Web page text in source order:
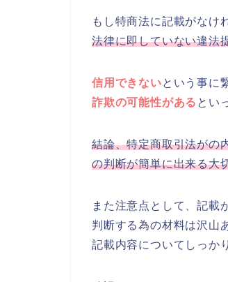
もし特商法に記載がなけ
法律に即していない違法
信用できないという事に
詐欺の可能性がある とい
結論、特定商取引法がの
の判断が簡単に出来る大
また注意点として、記載
判断する為の材料は沢山
記載内容についてしっか